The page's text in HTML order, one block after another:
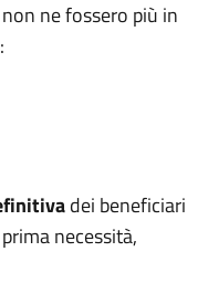
ne fossero più in
dei beneficiari
necessità,